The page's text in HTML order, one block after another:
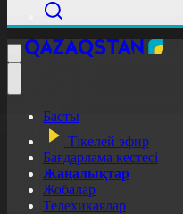
Басты
Тікелей эфир
Бағдарлама кестесі
Жаңалықтар
Жобалар
Телехикаялар